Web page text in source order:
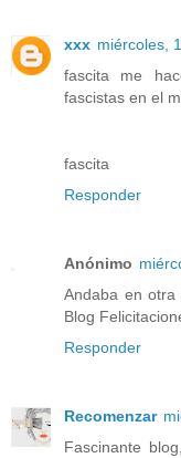
xxx miércoles,
fascita me
fascistas en el
fascita
Responder
Anónimo
Andaba en
Blog
Responder
Recomenzar
Fascinante